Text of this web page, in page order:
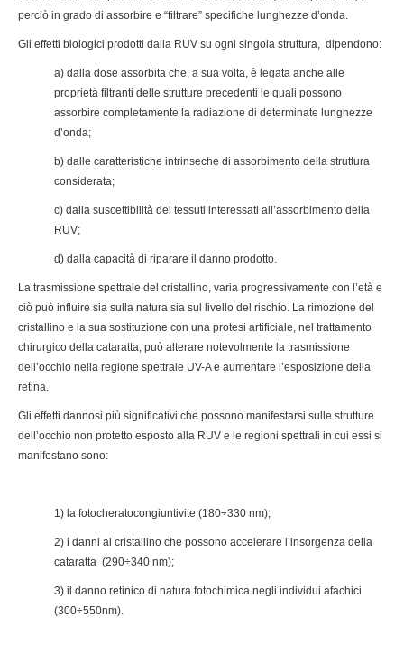
perciò in grado di assorbire e “filtrare” specifiche lunghezze d’onda.
Gli effetti biologici prodotti dalla RUV su ogni singola struttura, dipendono:
a) dalla dose assorbita che, a sua volta, è legata anche alle
proprietà filtranti delle strutture precedenti le quali possono
assorbire completamente la radiazione di determinate lunghezze
d’onda;
b) dalle caratteristiche intrinseche di assorbimento della struttura
considerata;
c) dalla suscettibilità dei tessuti interessati all’assorbimento della
RUV;
d) dalla capacità di riparare il danno prodotto.
La trasmissione spettrale del cristallino, varia progressivamente con l’età e
ciò può influire sia sulla natura sia sul livello del rischio. La rimozione del
cristallino e la sua sostituzione con una protesi artificiale, nel trattamento
chirurgico della cataratta, può alterare notevolmente la trasmissione
dell’occhio nella regione spettrale UV-A e aumentare l’esposizione della
retina.
Gli effetti dannosi più significativi che possono manifestarsi sulle strutture
dell’occhio non protetto esposto alla RUV e le regioni spettrali in cui essi si
manifestano sono:
1) la fotocheratocongiuntivite (180÷330 nm);
2) i danni al cristallino che possono accelerare l’insorgenza della
cataratta (290÷340 nm);
3) il danno retinico di natura fotochimica negli individui afachici
(300÷550nm).